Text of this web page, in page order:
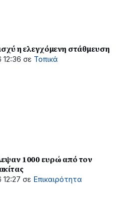
η ελεγχόμενη στάθμευση
12:36 σε Τοπικά
1000 ευρώ από τον
12:27 σε Επικαιρότητα